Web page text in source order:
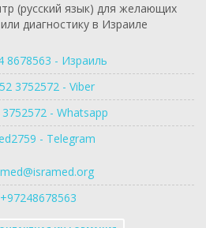
(русский язык) для желающих
диагностику в Израиле
8678563 - Израиль
3752572 - Viber
- Whatsapp
- Telegram
+97248678563